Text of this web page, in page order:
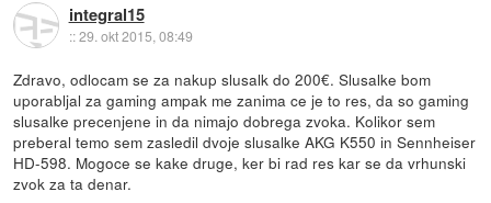
integral15
::29. okt 2015, 08:49
Zdravo, odlocam se za nakup slusalk do 200€. Slusalke bom
uporabljal za gaming ampak me zanima ce je to res, da so gaming
slusalke precenjene in da nimajo dobrega zvoka. Kolikor sem
preberal temo sem zasledil dvoje slusalke AKG K550 in Sennheiser
HD-598. Mogoce se kake druge, ker bi rad res kar se da vrhunski
zvok za ta denar.